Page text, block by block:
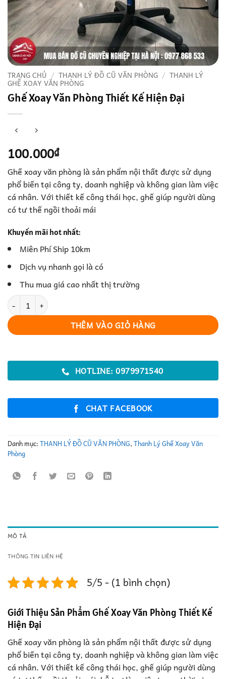
TRANG CHỦ / THANH LÝ ĐỒ CŨ VĂN PHÒNG / THANH LÝ
GHẾ XOAY VĂN PHÒNG
Ghế Xoay Văn Phòng Thiết Kế Hiện Đại
100.000₫
Ghế xoay văn phòng là sản phẩm nội thất được sử dụng
phổ biến tại công ty, doanh nghiệp và không gian làm việc
cá nhân. Với thiết kế công thái học, ghế giúp người dùng
có tư thế ngồi thoải mái
Khuyến mãi hot nhất:
Miên Phí Ship 10km
Dịch vụ nhanh gọi là có
Thu mua giá cao nhất thị trường
Ghế Xoay Văn Phòng Thiết Kế Hiện Đại số lượng
THÊM VÀO GIỎ HÀNG
HOTLINE: 0979971540
CHAT FACEBOOK
Danh mục:THANH LÝ ĐỒ CŨ VĂN PHÒNG,Thanh Lý Ghế Xoay Văn
Phòng
MÔ TẢ
THÔNG TIN LIÊN HỆ
5/5 - (1 bình chọn)
Giới Thiệu Sản Phẩm Ghế Xoay Văn Phòng Thiết Kế
Hiện Đại
Ghế xoay văn phòng là sản phẩm nội thất được sử dụng
phổ biến tại công ty, doanh nghiệp và không gian làm việc
cá nhân. Với thiết kế công thái học, ghế giúp người dùng